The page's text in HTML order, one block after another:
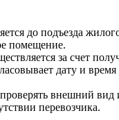
до подъезда
помещение.
за счет
дату и время
внешний вид
перевозчика.